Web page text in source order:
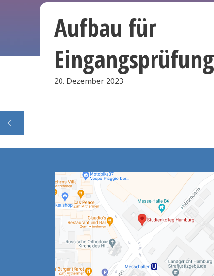
Aufbau für
Eingangsprüfung
20. Dezember 2023